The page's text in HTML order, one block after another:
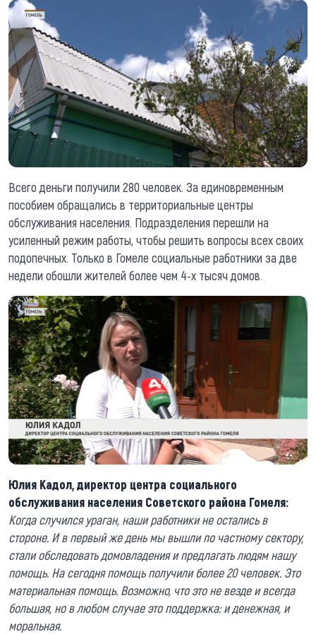
Всего деньги получили 280 человек. За единовременным
пособием обращались в территориальные центры
обслуживания населения. Подразделения перешли на
усиленный режим работы, чтобы решить вопросы всех своих
подопечных. Только в Гомеле социальные работники за две
недели обошли жителей более чем 4-х тысяч домов.
Юлия Кадол, директор центра социального
обслуживания населения Советского района Гомеля:
Когда случился ураган, наши работники не остались в
стороне. И в первый же день мы вышли по частному сектору,
стали обследовать домовладения и предлагать людям нашу
помощь. На сегодня помощь получили более 20 человек. Это
материальная помощь. Возможно, что это не везде и всегда
большая, но в любом случае это поддержка: и денежная, и
моральная.